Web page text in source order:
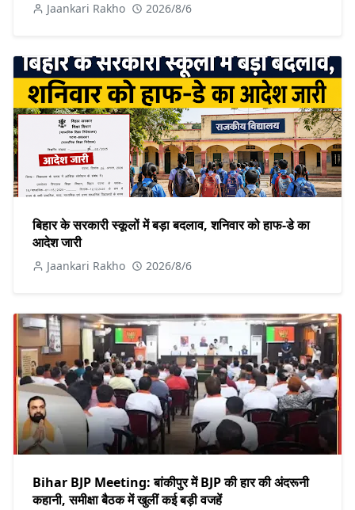
Jaankari Rakho 2026/8/6
बिहार के सरकारी स्कूलों में बड़ा बदलाव, शनिवार को हाफ-डे का
आदेश जारी
Jaankari Rakho 2026/8/6
Bihar BJP Meeting: बांकीपुर में BJP की हार की अंदरूनी
कहानी, समीक्षा बैठक में खुलीं कई बड़ी वजहें